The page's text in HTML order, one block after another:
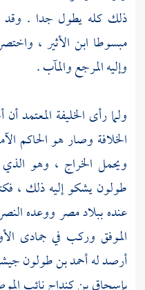
ذلك كله يطول جدا . وقد
مبسوطا ابن الأثير ،
وإليه المرجع والمآب .
ولما رأى الخليفة المعتمدأن
الخلافة وصار هو الحاكم
ويحمل الخراج ، وهو
طولونيشكو إليه ذلك ،
عنده ببلادمصرووعده
الموفق وركب في جمادى
أرصد لهأحمد بن طولون